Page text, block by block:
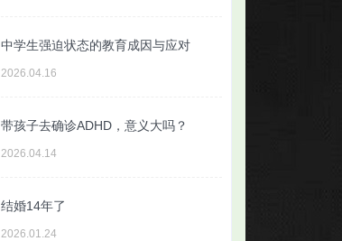
中学生强迫状态的教育成因与应对
2026.04.16
带孩子去确诊ADHD，意义大吗？
2026.04.14
结婚14年了
2026.01.24